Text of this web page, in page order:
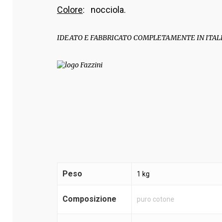
Colore: nocciola.
IDEATO E FABBRICATO COMPLETAMENTE IN
Peso 1 kg
Composizione puro cotone